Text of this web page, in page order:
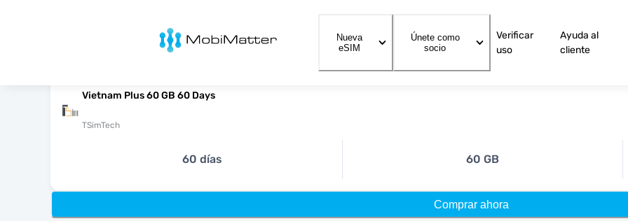
MobiMatter
Nueva
eSIM
Únete como
socio
Verificar
uso
Ayuda al
cliente
Vietnam Plus 60 GB 60 Days
TSimTech
60 días 60 GB
Comprar ahora